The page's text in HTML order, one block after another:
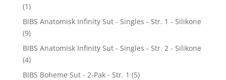
(1)
BIBS Anatomisk Infinity Sut - Singles - Str. 1 - Silikone
(9)
BIBS Anatomisk Infinity Sut - Singles - Str. 2 - Silikone
(4)
BIBS Boheme Sut - 2-Pak - Str. 1 (5)